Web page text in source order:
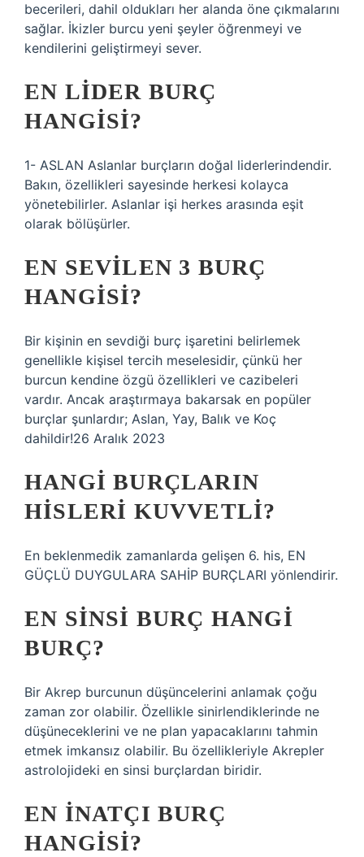
becerileri, dahil oldukları her alanda öne çıkmalarını
sağlar. İkizler burcu yeni şeyler öğrenmeyi ve
kendilerini geliştirmeyi sever.
EN LIDER BURÇ
HANGISI?
1- ASLAN Aslanlar burçların doğal liderlerindendir.
Bakın, özellikleri sayesinde herkesi kolayca
yönetebilirler. Aslanlar işi herkes arasında eşit
olarak bölüşürler.
EN SEVILEN 3 BURÇ
HANGISI?
Bir kişinin en sevdiği burç işaretini belirlemek
genellikle kişisel tercih meselesidir, çünkü her
burcun kendine özgü özellikleri ve cazibeleri
vardır. Ancak araştırmaya bakarsak en popüler
burçlar şunlardır; Aslan, Yay, Balık ve Koç
dahildir!26 Aralık 2023
HANGI BURÇLARIN
HISLERI KUVVETLI?
En beklenmedik zamanlarda gelişen 6. his, EN
GÜÇLÜ DUYGULARA SAHİP BURÇLARI yönlendirir.
EN SINSI BURÇ HANGI
BURÇ?
Bir Akrep burcunun düşüncelerini anlamak çoğu
zaman zor olabilir. Özellikle sinirlendiklerinde ne
düşüneceklerini ve ne plan yapacaklarını tahmin
etmek imkansız olabilir. Bu özellikleriyle Akrepler
astrolojideki en sinsi burçlardan biridir.
EN INATÇI BURÇ
HANGISI?